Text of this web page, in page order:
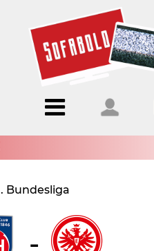
Menu
Forside
Blogs
Log ind
Bundesliga
-